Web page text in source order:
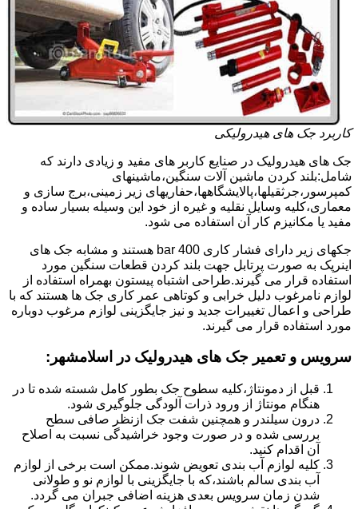
کاربرد جک های هیدرولیکی
جک های هیدرولیک در صنایع کاربر های مفید و زیادی دارند که
شامل:بلند کردن ماشین آلات سنگین،ماشینهای
کمپرسور،جرثقیلها،پالایشگاهها،حفاریهای زیر زمینی،برج سازی و
معماری،کلیه وسایل نقلیه و غیره از خود این وسیله بسیار ساده و
مفید یا مکانیزم کار آن استفاده می شود.
جکهای زیر دارای فشار کاری 400 bar هستند و مشابه جک های
اینرپک به صورت پرتابل جهت بلند کردن قطعات سنگین مورد
استفاده قرار می گیرند.طراحی اشتباه پیستون بهمراه استفاده از
لوازم نامرغوب دلیل خرابی و کوتاهی عمر کاری جک ها هستند که با
طراحی و اعمال تغییرات جدید و نیز جایگزینی لوازم مرغوب دوباره
مورد استفاده قرار می گیرند.
سرویس و تعمیر جک های هیدرولیک در اسلامشهر :
قبل از دمونتاژ،کلیه سطوح جک بطور کامل شسته شده تا در
هنگام مونتاژ از ورود ذرات آلودگی جلوگیری شود.
درون سیلندر و همچنین شفت جک ازنظر صافی سطح
بررسی شده و در صورت وجود خراشیدگی نسبت به اصلاح
آن اقدام کنید.
کلیه لوازم آب بندی تعویض شوند.ممکن است برخی از لوازم
آب بندی سالم باشند،که با جایگزینی با لوازم نو و طولانی
شدن زمان سرویس بعدی هزینه اضافی جبران می گردد.